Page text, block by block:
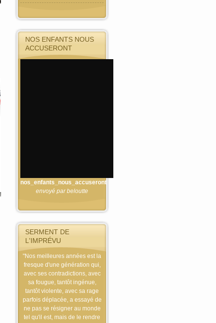
NOS ENFANTS NOUS
ACCUSERONT
nos_enfants_nous_accuseront
envoyé parbeloutte
SERMENT DE
L'IMPRÉVU
"Nos meilleures années est la
fresque d'une génération qui,
avec ses contradictions, avec
sa fougue, tantôt ingénue,
tantôt violente, avec sa rage
parfois déplacée, a essayé de
ne pas se résigner au monde
tel qu'il est, mais de le rendre